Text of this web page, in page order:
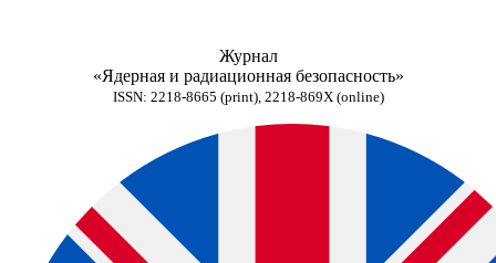
Журнал
«Ядерная и радиационная безопасность»
ISSN: 2218-8665 (print), 2218-869X (online)